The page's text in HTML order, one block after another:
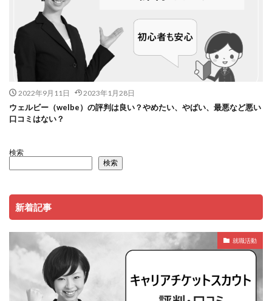
2022年9月11日 2023年1月28日
ウェルビー（welbe）の評判は良い？やめたい、やばい、最悪など悪い
口コミはない？
検索
検索
新着記事
就職活動